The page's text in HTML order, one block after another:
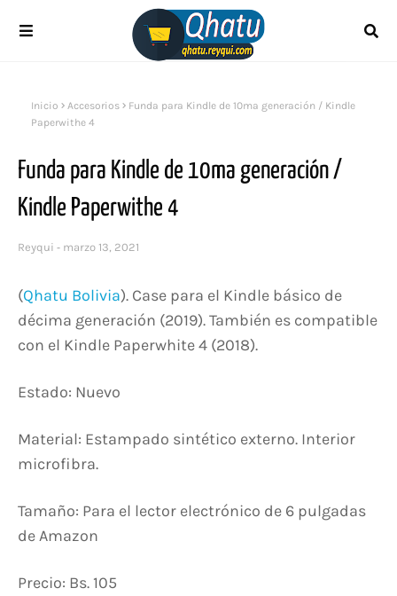
Inicio Accesorios
Funda para Kindle de 10ma generación / Kindle
Paperwithe 4
Funda para Kindle de 10ma generación /
Kindle Paperwithe 4
Reyqui marzo 13, 2021
(Qhatu Bolivia). Case para el Kindle básico de
décima generación (2019). También es compatible
con el Kindle Paperwhite 4 (2018).
Estado: Nuevo
Material: Estampado sintético externo. Interior
microfibra.
Tamaño: Para el lector electrónico de 6 pulgadas
de Amazon
Precio: Bs. 105